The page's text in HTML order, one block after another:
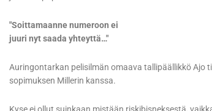
"Soittamaanne numeroon ei
juuri nyt saada yhteyttä…"
Auringontarkan pelisilmän omaava tallipäällikkö Ajo
sopimuksen Millerin kanssa.